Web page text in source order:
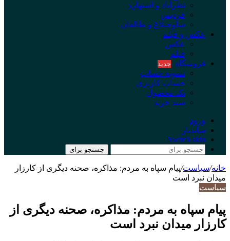
نظرآباد و اشتهارد
فردیس
ساوجبلاغ و طالقان
عکس و فیلم
عکس
فیلم
فروشگاه جدید
تسویه حساب
حساب کاربری
تک محصول
سبد خرید
ورود
سایدبار
Switch skin
جستجو برای
خانه/سیاست/پیام سپاه به مردم: مذاکره، صحنه دیگری از کارزار
میدان نبرد است
سیاست
پیام سپاه به مردم: مذاکره، صحنه دیگری از
کارزار میدان نبرد است